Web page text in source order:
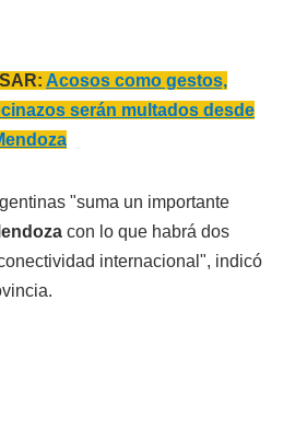
Acosos como gestos,
serán multados desde
"suma un importante
con lo que habrá dos
internacional", indicó